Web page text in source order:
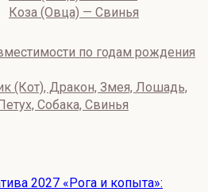
Коза (Овца) — Свинья
по годам рождения
(Кот), Дракон, Змея, Лошадь,
Собака, Свинья
2027 «Рога и копыта»: